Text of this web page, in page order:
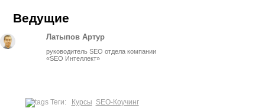
Ведущие
Латыпов Артур
руководитель SEO отдела компании
«SEO Интеллект»
Теги: Курсы SEO-Коучинг